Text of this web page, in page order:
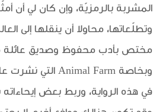
المشربة بالرمزيّة، وإن كان لي أن
وتطلّعاتها، محاولا أن ينقلها إلى